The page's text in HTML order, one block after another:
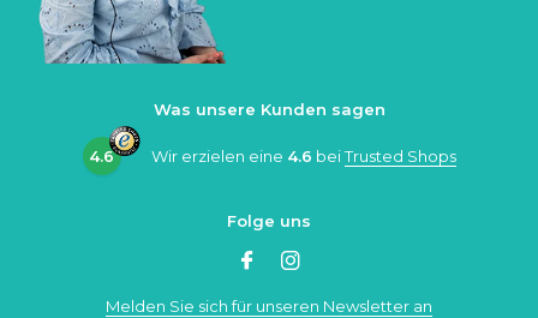
Was unsere Kunden sagen
4.6 Wir erzielen eine 4.6 beiTrusted Shops
Folge uns
Melden Sie sich für unseren Newsletter an